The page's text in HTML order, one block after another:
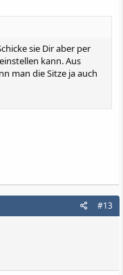
sie Dir aber per
kann. Aus
man die Sitze ja auch
#13